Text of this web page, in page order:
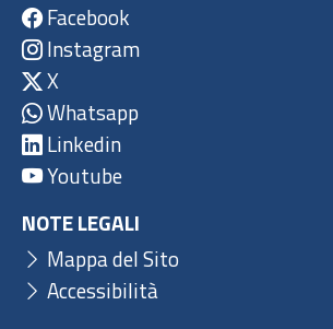
Facebook
Instagram
X
Whatsapp
Linkedin
Youtube
NOTE LEGALI
Mappa del Sito
Accessibilità